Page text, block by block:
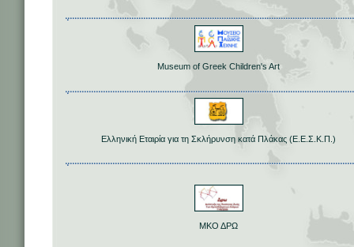
Museum of Greek Children's Art
Ελληνική Εταιρία για τη Σκλήρυνση κατά Πλάκας (Ε.Ε.Σ.Κ.Π.)
ΜΚΟ ΔΡΩ